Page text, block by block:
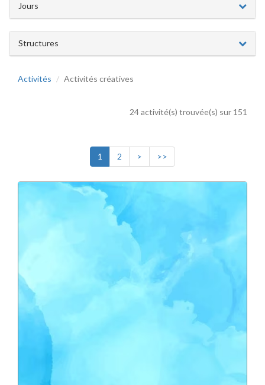
Jours
Structures
Activités Activités créatives
24 activité(s) trouvée(s) sur 151
1 2 > >>